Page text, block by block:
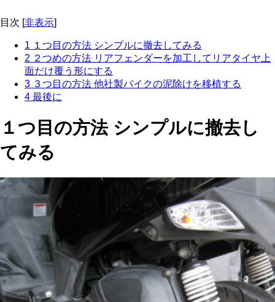
目次 [非表示]
1 １つ目の方法 シンプルに撤去してみる
2 ２つめの方法 リアフェンダーを加工してリアタイヤ上
面だけ覆う形にする
3 ３つ目の方法 他社製バイクの泥除けを移植する
4 最後に
１つ目の方法 シンプルに撤去し
てみる